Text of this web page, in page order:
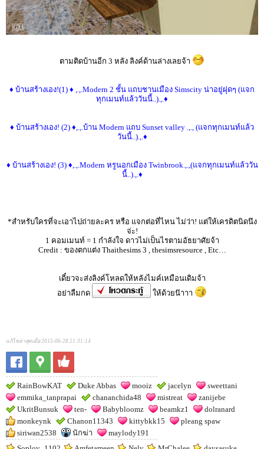
ตามติดบ้านอีก 3 หลัง ลิงค์ด้านล่างเลยจ้า
♦ บ้านสร้างเอง!(1) ♦ ,.,.Modern 2 ชั้น แถบชานเมือง Simscity น่าอยู่ฝุดๆ (แจก
ทุกเมนท์แล้ววันนี้..).,.♦
♦ บ้านสร้างเอง! (2) ♦,.,.บ้าน Modern แถบ Sunset valley .,., (แจกทุกเมนท์แล้ว
วันนี้..).,.♦
♦ บ้านสร้างเอง! (3) ♦,.,.Modern หรูนอกเมือง Twinbrook.,.,(แจกทุกเมนท์แล้ววัน
นี้..).,.♦
*สำหรับใครที่จะเอาไปถ่ายละคร หรือ แจกต่อที่ไหน ไม่ว่า! แต่ให้เครดิตนิดนึง
จ่ะ!
1 คอมเมนท์ = 1 กำลังใจ ดาวไม่เป็นไรตามอัธยาศัยจ้า
Credit : ของตกแต่ง Thaithesims 3 , thesimsresource , Etc…
เดี๋ยวจะส่งลิงค์โหลดให้หลังไมค์เหมือนเดิมจ้า
อย่าลืมกด
ให้ด้วยน๊าาา
แก้ไขล่าสุดเมื่อ 2015-06-28 21:31:14
RainBowKAT Duke Abbas mooiz jacelyn
sweettani
emmika_tanprapai
chananchida48 mistreat
zanijebe
UkritBunsuk
ten- Babybloomz beamkz1
dolranard
monkeynk
Chanon11343 kittybkk15
pleang spaw
siriwan2538
นักฆ่า
maylody191